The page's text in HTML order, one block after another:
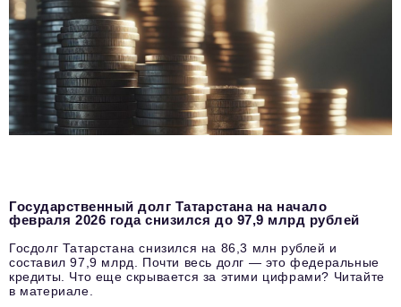
Государственный долг Татарстана на начало
февраля 2026 года снизился до 97,9 млрд рублей
Госдолг Татарстана снизился на 86,3 млн рублей и
составил 97,9 млрд. Почти весь долг — это федеральные
кредиты. Что еще скрывается за этими цифрами? Читайте
в материале.